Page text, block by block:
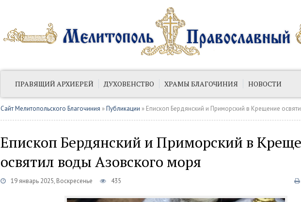
ПРАВЯЩИЙ АРХИЕРЕЙ ДУХОВЕНСТВО ХРАМЫ БЛАГОЧИНИЯ НОВОСТИ
АНОНСЫ СОБЫТИЙ ПУБЛИКАЦИИ
Сайт Мелитопольского Благочиния »Публикации » Епископ Бердянский и Приморский в Крещение освятил
Епископ Бердянский и Приморский в
освятил воды Азовского моря
19 январь 2025, Воскресенье 435